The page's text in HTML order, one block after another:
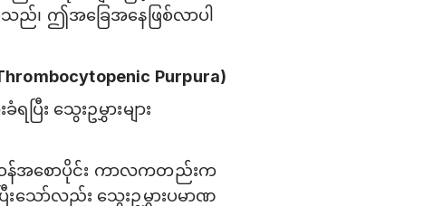
ည်၊ ဤအခြေအနေဖြစ်လာပါ
Purpura)
ပြီး သွေးဥမွှားများ
ဝန်အစောပိုင်း ကာလကတည်းက
သော်လည်း သွေးဥမွှားပမာဏ